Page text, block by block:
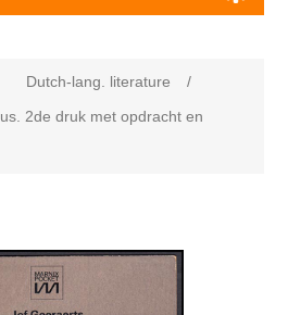
Dutch-lang. literature
/
2de druk met opdracht en